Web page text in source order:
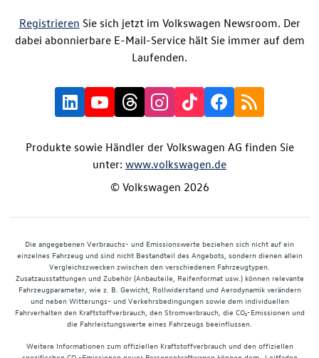
Registrieren Sie sich jetzt im Volkswagen Newsroom. Der
dabei abonnierbare E-Mail-Service hält Sie immer auf dem
Laufenden.
Produkte sowie Händler der Volkswagen AG finden Sie
unter: www.volkswagen.de
© Volkswagen 2026
Die angegebenen Verbrauchs- und Emissionswerte beziehen sich nicht auf ein
einzelnes Fahrzeug und sind nicht Bestandteil des Angebots, sondern dienen allein
Vergleichszwecken zwischen den verschiedenen Fahrzeugtypen.
Zusatzausstattungen und Zubehör (Anbauteile, Reifenformat usw.) können relevante
Fahrzeugparameter, wie z. B. Gewicht, Rollwiderstand und Aerodynamik verändern
und neben Witterungs- und Verkehrsbedingungen sowie dem individuellen
Fahrverhalten den Kraftstoffverbrauch, den Stromverbrauch, die CO₂-Emissionen und
die Fahrleistungswerte eines Fahrzeugs beeinflussen.
Weitere Informationen zum offiziellen Kraftstoffverbrauch und den offiziellen